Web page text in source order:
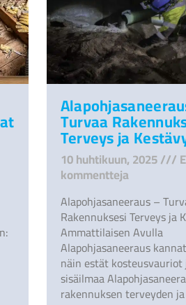
Turvaa
Terveys ja
10 huhtikuun, 2025
kommentteja
Alapohjasaneeraus –
Rakennuksesi Terveys ja
Ammattilaisen Avulla
Alapohjasaneeraus
näin estät
sisäilmaa
rakennuksen terveyden ja